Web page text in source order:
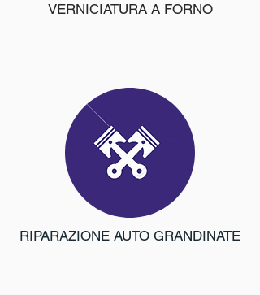
VERNICIATURA A FORNO
RIPARAZIONE AUTO GRANDINATE